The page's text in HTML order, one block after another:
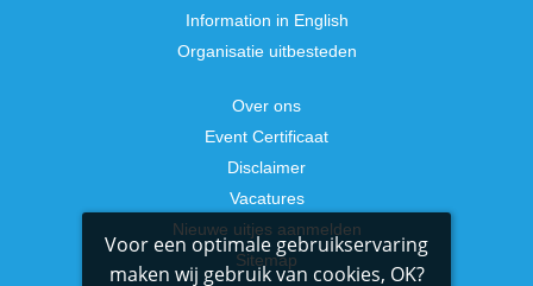
Information in English
Organisatie uitbesteden
Over ons
Event Certificaat
Disclaimer
Vacatures
Nieuwe uitjes aanmelden
Sitemap
Voor een optimale gebruikservaring
maken wij gebruik van cookies, OK?